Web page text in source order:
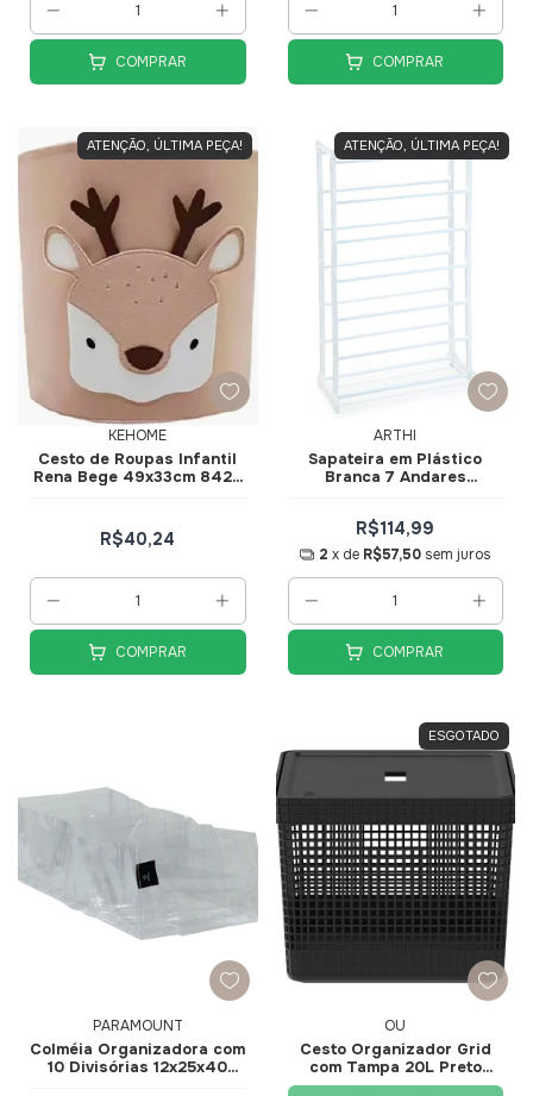
COMPRAR COMPRAR
ATENÇÃO, ÚLTIMA PEÇA!
KEHOME
Cesto de Roupas Infantil
Rena Bege 49x33cm 8429
R$40,24
COMPRAR
ATENÇÃO, ÚLTIMA PEÇA!
ARTHI
Sapateira em Plástico
Branca 7 Andares
R$114,99
2 x de R$57,50 sem juros
COMPRAR
PARAMOUNT
Colméia Organizadora com
10 Divisórias 12x25x40
ESGOTADO
OU
Cesto Organizador Grid
com Tampa 20L Preto
CG350PTF - Ou